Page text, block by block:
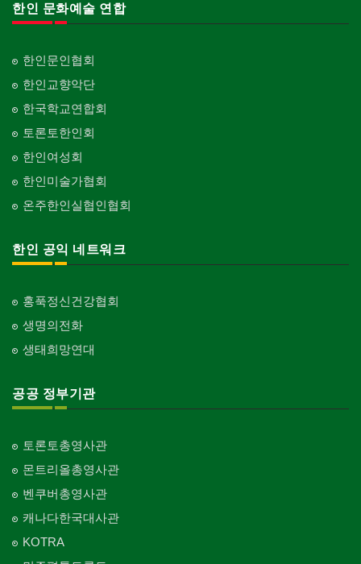
한인 문화예술 연합
한인문인협회
한인교향악단
한국학교연합회
토론토한인회
한인여성회
한인미술가협회
온주한인실협인협회
한인 공익 네트워크
홍푹정신건강협회
생명의전화
생태희망연대
공공 정부기관
토론토총영사관
몬트리올총영사관
벤쿠버총영사관
캐나다한국대사관
KOTRA